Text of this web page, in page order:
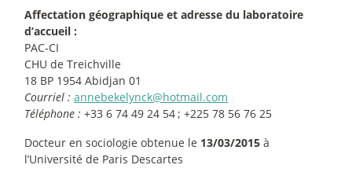
Affectation géographique et adresse du laboratoire
d’accueil :
PAC-CI
CHU de Treichville
18 BP 1954 Abidjan 01
Courriel : annebekelynck@hotmail.com
Téléphone : +33 6 74 49 24 54 ; +225 78 56 76 25
Docteur en sociologie obtenue le 13/03/2015 à
l’Université de Paris Descartes